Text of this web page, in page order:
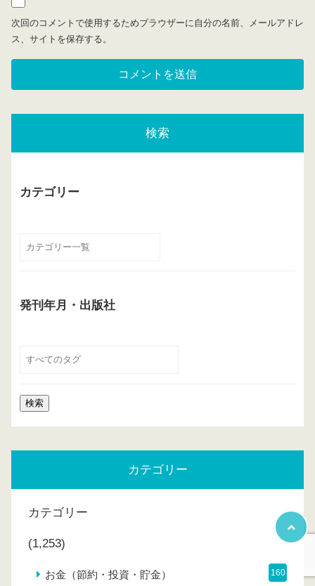
次回のコメントで使用するためブラウザーに自分の名前、メールアドレ
ス、サイトを保存する。
検索
カテゴリー
発刊年月・出版社
カテゴリー
カテゴリー
(1,253)
お金（節約・投資・貯金） 160